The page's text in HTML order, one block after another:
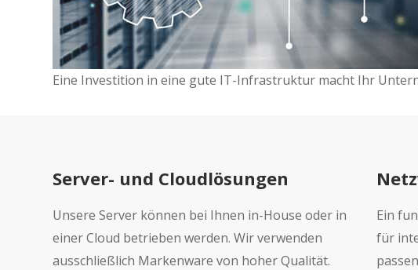
Eine Investition in eine gute IT-Infrastruktur macht Ihr
Server- und Cloudlösungen
Unsere Server können bei Ihnen in-House oder in
einer Cloud betrieben werden. Wir verwenden
ausschließlich Markenware von hoher Qualität.
Ein
für